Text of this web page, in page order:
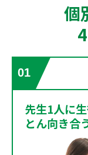
個
01
先生1人に
とん向き合